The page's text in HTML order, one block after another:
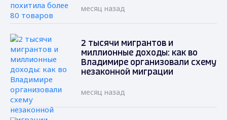
месяц назад
2 тысячи мигрантов и
миллионные доходы: как во
Владимире организовали схему
незаконной миграции
месяц назад